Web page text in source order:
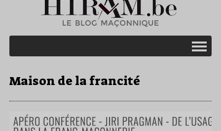
Maison de la francité